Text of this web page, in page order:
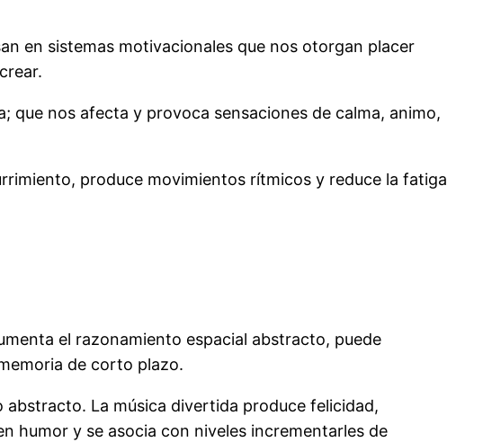
en sistemas motivacionales que nos otorgan placer
que nos afecta y provoca sensaciones de calma, animo,
produce movimientos rítmicos y reduce la fatiga
el razonamiento espacial abstracto, puede
de corto plazo.
La música divertida produce felicidad,
humor y se asocia con niveles incrementarles de